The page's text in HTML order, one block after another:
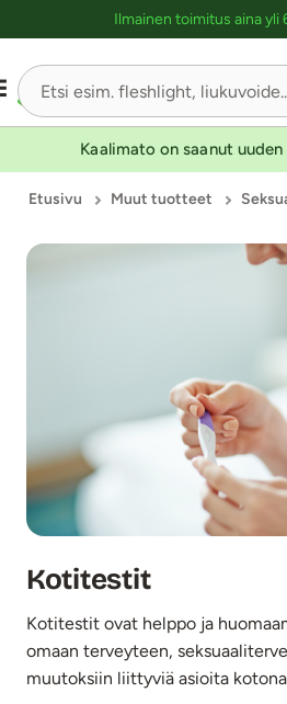
Ilmainen toimitus aina yli
Kaalimato on saanut
Etusivu Muut tuotteet
Kotitestit
Kotitestit ovat helppo ja
omaan terveyteen,
muutoksiin liittyviä asioita